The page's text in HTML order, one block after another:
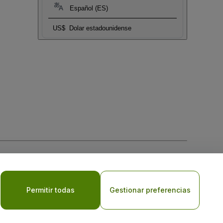
Español (ES)
US$ Dolar estadounidense
laPolítica de Privacidad para Móviles
Permitir todas Gestionar preferencias